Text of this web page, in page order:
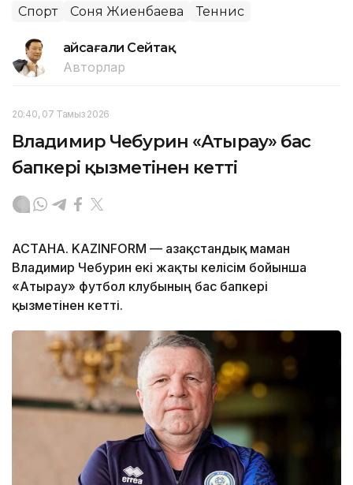
Спорт Соня Жиенбаева Теннис
Ғайсағали Сейтақ
Авторлар
20:40, 07 Тамыз 2026
Владимир Чебурин «Атырау» бас
бапкері қызметінен кетті
АСТАНА. KAZINFORM — Қазақстандық маман
Владимир Чебурин екі жақты келісім бойынша
«Атырау» футбол клубының бас бапкері
қызметінен кетті.